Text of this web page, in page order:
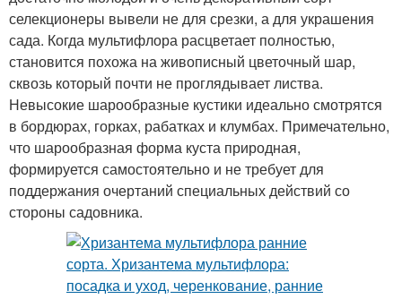
селекционеры вывели не для срезки, а для украшения
сада. Когда мультифлора расцветает полностью,
становится похожа на живописный цветочный шар,
сквозь который почти не проглядывает листва.
Невысокие шарообразные кустики идеально смотрятся
в бордюрах, горках, рабатках и клумбах. Примечательно,
что шарообразная форма куста природная,
формируется самостоятельно и не требует для
поддержания очертаний специальных действий со
стороны садовника.